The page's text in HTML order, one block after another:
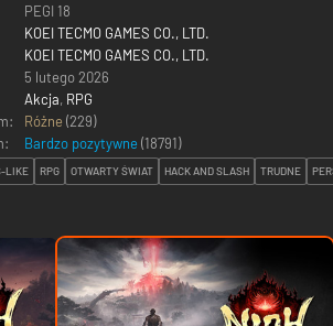
PEGI 18
KOEI TECMO GAMES CO., LTD.
KOEI TECMO GAMES CO., LTD.
5 lutego 2026
Akcja, RPG
Różne (229)
Bardzo pozytywne (18791)
LIKE RPG OTWARTY ŚWIAT HACK AND SLASH TRUDNE